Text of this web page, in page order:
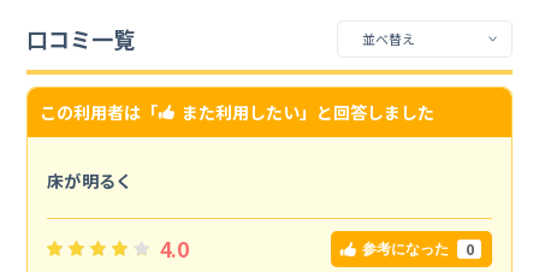
口コミ一覧
この利用者は「 また利用したい」と回答しました
床が明るく
4.0 参考になった 0